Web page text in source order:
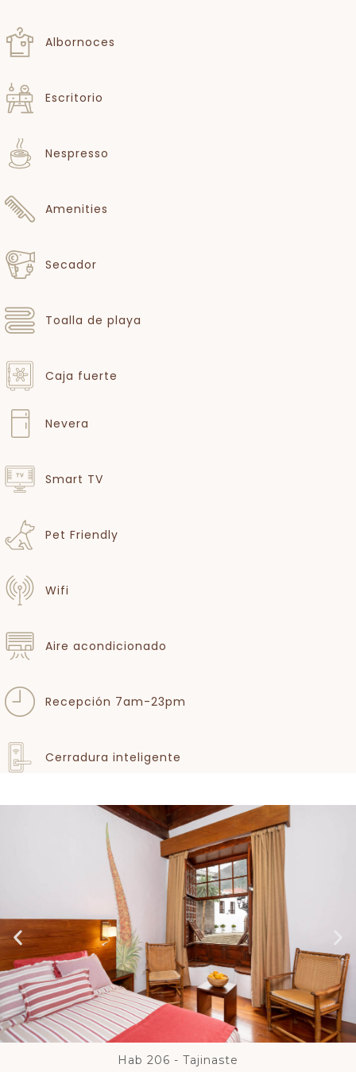
Albornoces
Escritorio
Nespresso
Amenities
Secador
Toalla de playa
Caja fuerte
Nevera
Smart TV
Pet Friendly
Wifi
Aire acondicionado
Recepción 7am-23pm
Cerradura inteligente
Hab 206 - Tajinaste